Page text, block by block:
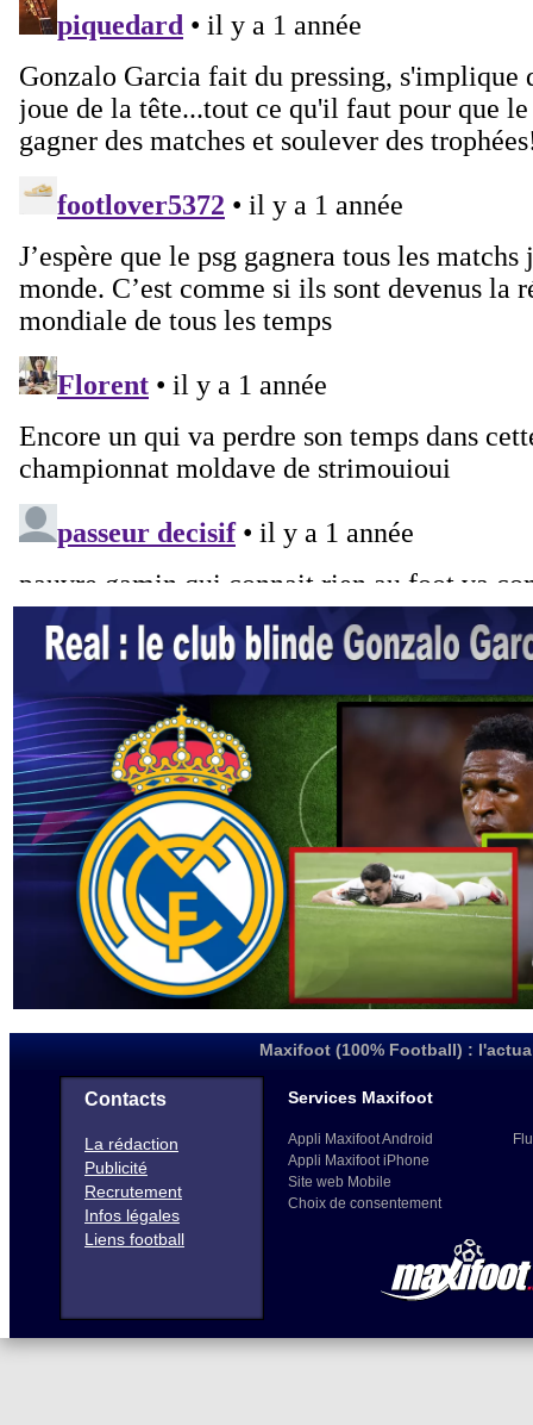
Maxifoot (100% Football) :
Contacts
La rédaction
Publicité
Recrutement
Infos légales
Liens football
Services Maxifoot
Appli Maxifoot Android
Appli Maxifoot iPhone
Site web Mobile
Choix de consentement